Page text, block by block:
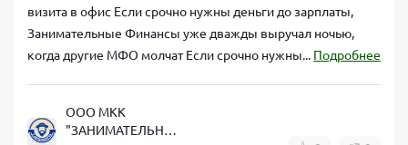
визита в офис Если срочно нужны деньги до зарплаты,
Занимательные Финансы уже дважды выручал ночью,
когда другие МФО молчат Если срочно нужны... Подробнее
ООО МКК
"ЗАНИМАТЕЛЬНЫЕ